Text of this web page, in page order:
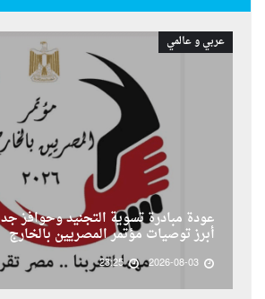
عربي و عالمي
عودة مبادرة تسوية التجنيد وحوافز
أبرز توصيات مؤتمر المصريين بالخارج
2026-08-03
23:25